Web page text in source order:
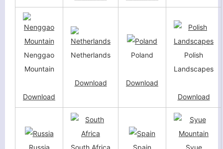
Nenggao
Mountain
Download
Netherlands
Download
Poland
Download
Polish
Landscapes
Download
Russia South Africa Spain
Syue